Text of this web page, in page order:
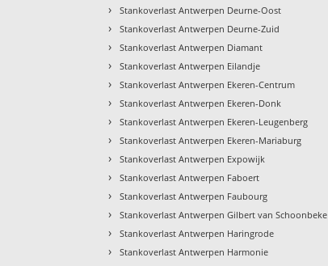
› Stankoverlast Antwerpen Deurne-Oost
› Stankoverlast Antwerpen Deurne-Zuid
› Stankoverlast Antwerpen Diamant
› Stankoverlast Antwerpen Eilandje
› Stankoverlast Antwerpen Ekeren-Centrum
› Stankoverlast Antwerpen Ekeren-Donk
› Stankoverlast Antwerpen Ekeren-Leugenberg
› Stankoverlast Antwerpen Ekeren-Mariaburg
› Stankoverlast Antwerpen Expowijk
› Stankoverlast Antwerpen Faboert
› Stankoverlast Antwerpen Faubourg
› Stankoverlast Antwerpen Gilbert van Schoonbeke
› Stankoverlast Antwerpen Haringrode
› Stankoverlast Antwerpen Harmonie